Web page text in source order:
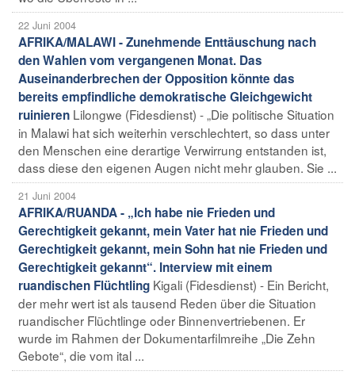
22 Juni 2004
AFRIKA/MALAWI - Zunehmende Enttäuschung nach
den Wahlen vom vergangenen Monat. Das
Auseinanderbrechen der Opposition könnte das
bereits empfindliche demokratische Gleichgewicht
ruinieren Lilongwe (Fidesdienst) - „Die politische Situation
in Malawi hat sich weiterhin verschlechtert, so dass unter
den Menschen eine derartige Verwirrung entstanden ist,
dass diese den eigenen Augen nicht mehr glauben. Sie ...
21 Juni 2004
AFRIKA/RUANDA - „Ich habe nie Frieden und
Gerechtigkeit gekannt, mein Vater hat nie Frieden und
Gerechtigkeit gekannt, mein Sohn hat nie Frieden und
Gerechtigkeit gekannt“. Interview mit einem
ruandischen Flüchtling Kigali (Fidesdienst) - Ein Bericht,
der mehr wert ist als tausend Reden über die Situation
ruandischer Flüchtlinge oder Binnenvertriebenen. Er
wurde im Rahmen der Dokumentarfilmreihe „Die Zehn
Gebote“, die vom ital ...